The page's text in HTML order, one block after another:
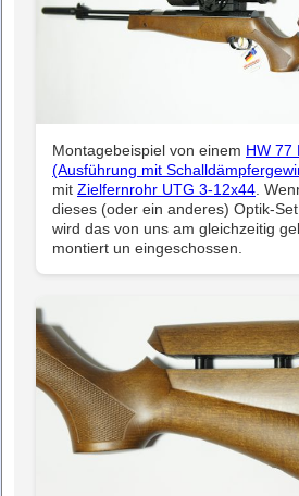
Montagebeispiel von einem HW 77
(Ausführung mit
mit Zielfernrohr UTG 3-12x44 .
dieses (oder ein anderes) Optik-Set
wird das von uns am gleichzeitig
montiert un eingeschossen.